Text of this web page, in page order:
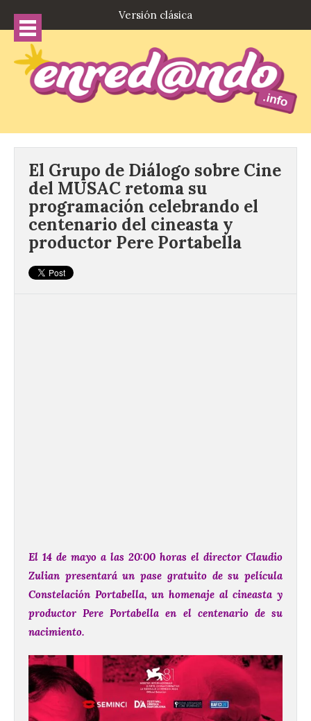
Versión clásica
El Grupo de Diálogo sobre Cine
del MUSAC retoma su
programación celebrando el
centenario del cineasta y
productor Pere Portabella
El 14 de mayo a las 20:00 horas el director Claudio
Zulian presentará un pase gratuito de su película
Constelación Portabella, un homenaje al cineasta y
productor Pere Portabella en el centenario de su
nacimiento.